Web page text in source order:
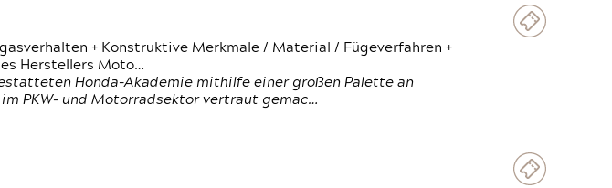
+ Konstruktive Merkmale / Material / Fügeverfahren +
Herstellers Moto…
Honda-Akademie mithilfe einer großen Palette an
PKW- und Motorradsektor vertraut gemac…